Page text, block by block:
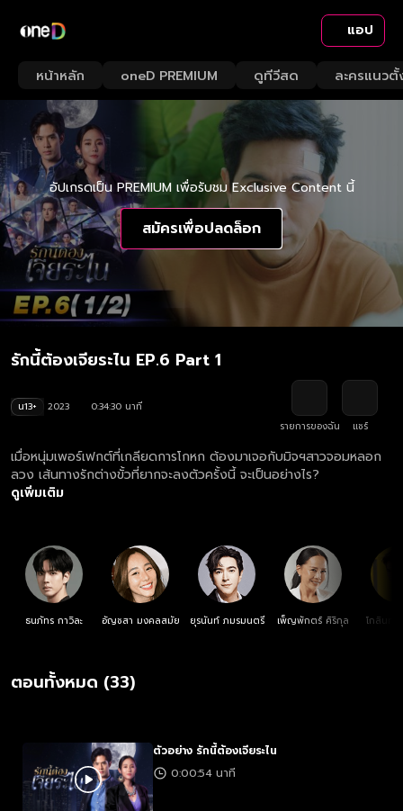
แอป
หน้าหลัก oneD PREMIUM ดูทีวีสด ละครแนวตั้
อัปเกรดเป็น PREMIUM เพื่อรับชม Exclusive Content นี้
สมัครเพื่อปลดล็อก
รักนี้ต้องเจียระไน EP.6 Part 1
น13+ 2023
0:34:30 นาที
รายการของฉัน
แชร์
เมื่อหนุ่มเพอร์เฟกต์ที่เกลียดการโกหก ต้องมาเจอกับมิจฯสาวจอมหลอก
ลวง เส้นทางรักต่างขั้วที่ยากจะลงตัวครั้งนี้ จะเป็นอย่างไร?
ดูเพิ่มเติม
ธนภัทร กาวิละ อัญชสา มงคลสมัย ยุรนันท์ ภมรมนตรี เพ็ญพักตร์ ศิริกุล โกสินทร์
ตอนทั้งหมด (33)
ตัวอย่าง รักนี้ต้องเจียระไน
0:00:54 นาที